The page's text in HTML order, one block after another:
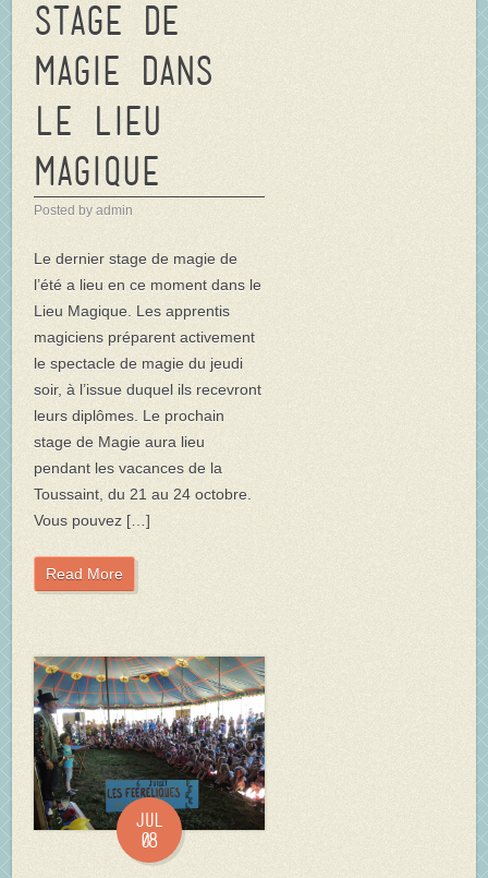
Stage de
Magie dans
Le Lieu
Magique
Posted by admin
Le dernier stage de magie de
l’été a lieu en ce moment dans le
Lieu Magique. Les apprentis
magiciens préparent activement
le spectacle de magie du jeudi
soir, à l’issue duquel ils recevront
leurs diplômes. Le prochain
stage de Magie aura lieu
pendant les vacances de la
Toussaint, du 21 au 24 octobre.
Vous pouvez […]
Read More
Jul
08